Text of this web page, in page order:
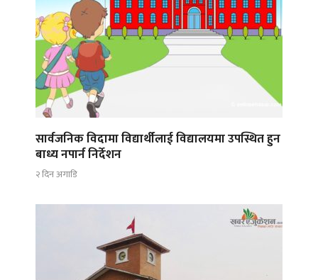
सार्वजनिक विदामा विद्यार्थीलाई विद्यालयमा उपस्थित हुन
बाध्य नपार्न निर्देशन
२ दिन अगाडि